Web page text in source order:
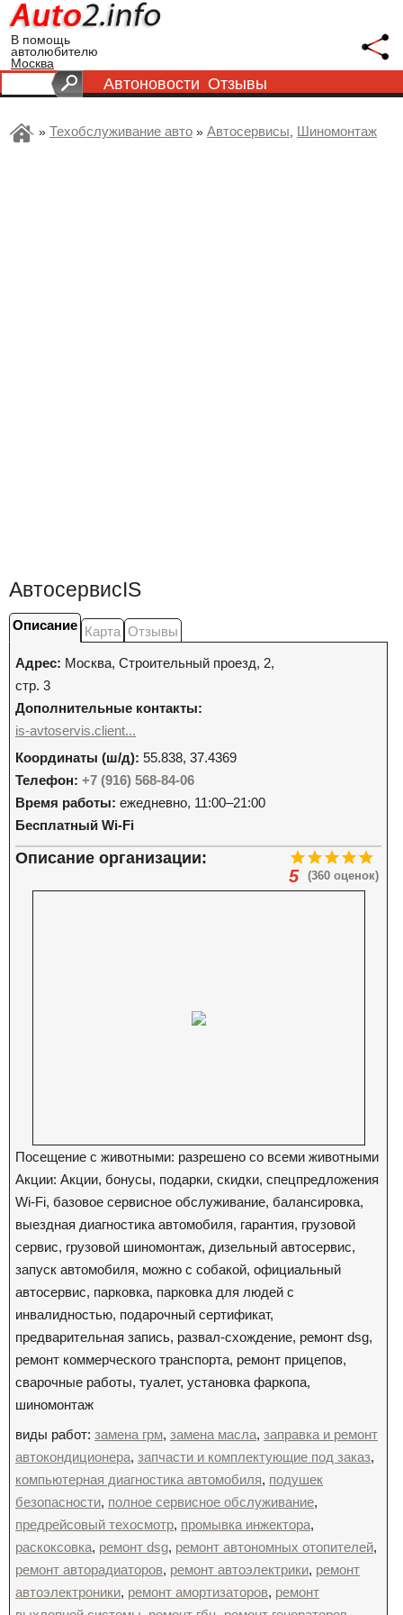
В помощь
автолюбителю
Москва
Автоновости Отзывы
» Техобслуживание авто » Автосервисы, Шиномонтаж
АвтосервисIS
Описание Карта Отзывы
Адрес: Москва, Строительный проезд, 2,
стр. 3
Дополнительные контакты:
is-avtoservis.client...
Координаты (ш/д): 55.838, 37.4369
Телефон: +7 (916) 568-84-06
Время работы: ежедневно, 11:00–21:00
Бесплатный Wi-Fi
(360 оценок)
5
Описание организации:
Посещение с животными: разрешено со всеми животными
Акции: Акции, бонусы, подарки, скидки, спецпредложения
Wi-Fi, базовое сервисное обслуживание, балансировка,
выездная диагностика автомобиля, гарантия, грузовой
сервис, грузовой шиномонтаж, дизельный автосервис,
запуск автомобиля, можно с собакой, официальный
автосервис, парковка, парковка для людей с
инвалидностью, подарочный сертификат,
предварительная запись, развал-схождение, ремонт dsg,
ремонт коммерческого транспорта, ремонт прицепов,
сварочные работы, туалет, установка фаркопа,
шиномонтаж
виды работ: замена грм, замена масла, заправка и ремонт
автокондиционера, запчасти и комплектующие под заказ,
компьютерная диагностика автомобиля, подушек
безопасности, полное сервисное обслуживание,
предрейсовый техосмотр, промывка инжектора,
раскоксовка, ремонт dsg, ремонт автономных отопителей,
ремонт авторадиаторов, ремонт автоэлектрики, ремонт
автоэлектроники, ремонт амортизаторов, ремонт